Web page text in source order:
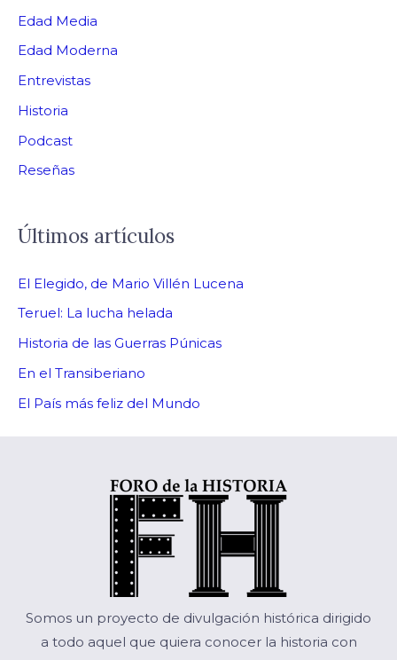
Edad Media
Edad Moderna
Entrevistas
Historia
Podcast
Reseñas
Últimos artículos
El Elegido, de Mario Villén Lucena
Teruel: La lucha helada
Historia de las Guerras Púnicas
En el Transiberiano
El País más feliz del Mundo
Somos un proyecto de divulgación histórica dirigido
a todo aquel que quiera conocer la historia con